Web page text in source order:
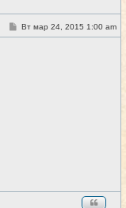
#6
С
о
Вт мар 24, 2015 1:00 am